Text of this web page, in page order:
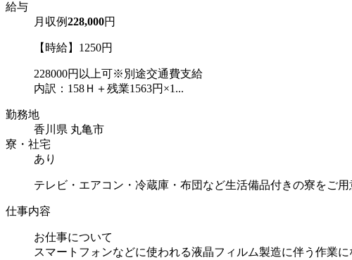
給与
月収例228,000円
【時給】1250円
228000円以上可※別途交通費支給
内訳：158Ｈ＋残業1563円×1...
勤務地
香川県 丸亀市
寮・社宅
あり
テレビ・エアコン・冷蔵庫・布団など生活備品付きの寮をご用
仕事内容
お仕事について
スマートフォンなどに使われる液晶フィルム製造に伴う作業